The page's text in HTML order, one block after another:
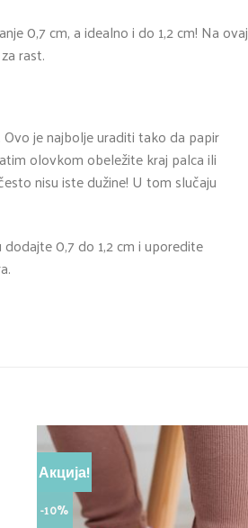
0,7 cm, a idealno i do 1,2 cm! Na ovaj
rast.
je najbolje uraditi tako da papir
olovkom obeležite kraj palca ili
nisu iste dužine! U tom slučaju
0,7 do 1,2 cm i uporedite
Акција!
-10%